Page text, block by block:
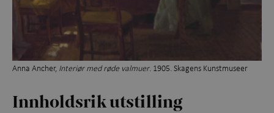
Anna Ancher, Interiør med røde valmuer. 1905. Skagens Kunstmuseer
Innholdsrikutstilling